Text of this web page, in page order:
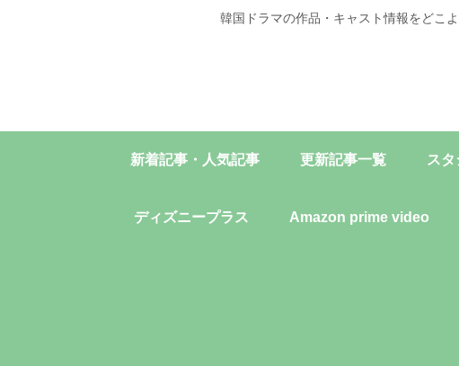
韓国ドラマの作品・キャスト情報をどこ
新着記事・人気記事 更新記事一覧 ス
ディズニープラス Amazon prime video